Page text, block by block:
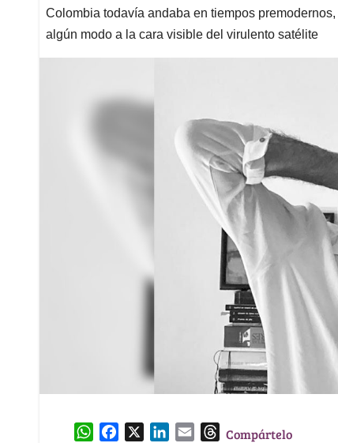
Colombia todavía andaba en tiempos
algún modo a la cara visible del virulento satélite
W
TCompártelo